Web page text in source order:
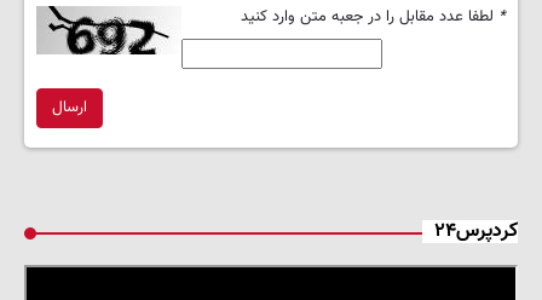
* لطفا عدد مقابل را در جعبه متن وارد کنید
ارسال
کردپرس۲۴